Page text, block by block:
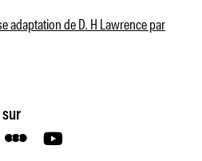
adaptation de D. H Lawrence par
sur